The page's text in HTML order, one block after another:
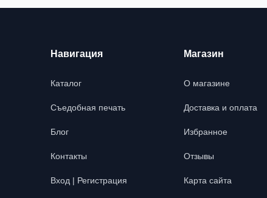
Навигация
Каталог
Съедобная печать
Блог
Контакты
Вход | Регистрация
Магазин
О магазине
Доставка и оплата
Избранное
Отзывы
Карта сайта